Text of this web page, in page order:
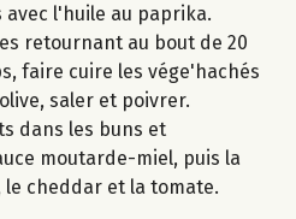
l'huile au paprika.
retournant au bout de 20
faire cuire les vége'hachés
saler et poivrer.
dans les buns et
moutarde-miel, puis la
le cheddar et la tomate.